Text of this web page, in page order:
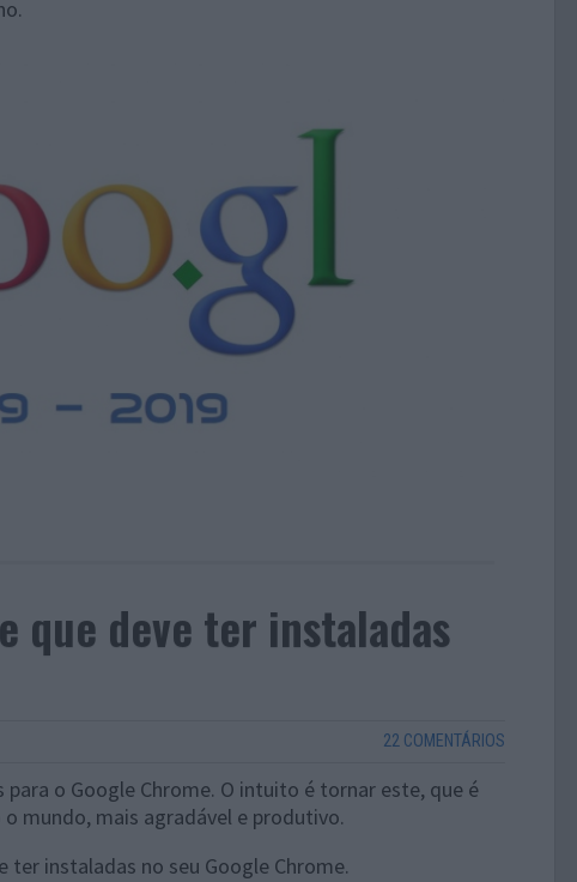
que deve ter instaladas
22 COMENTÁRIOS
para o Google Chrome. O intuito é tornar este, que é
mundo, mais agradável e produtivo.
instaladas no seu Google Chrome.